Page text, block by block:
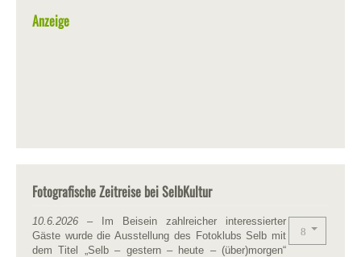
Anzeige
Fotografische Zeitreise bei SelbKultur
10.6.2026 – Im Beisein zahlreicher interessierter
Gäste wurde die Ausstellung des Fotoklubs Selb mit
dem Titel „Selb – gestern – heute – (über)morgen“